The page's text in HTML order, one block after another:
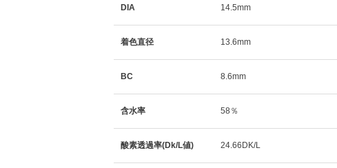
DIA 14.5mm
着色直径 13.6mm
BC 8.6mm
含水率 58％
酸素透過率(Dk/L値) 24.66DK/L